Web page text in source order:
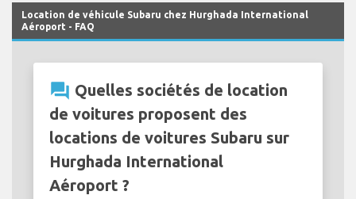
Location de véhicule Subaru chez Hurghada International
Aéroport - FAQ
question_answer Quelles sociétés de location
de voitures proposent des
locations de voitures Subaru sur
Hurghada International
Aéroport ?